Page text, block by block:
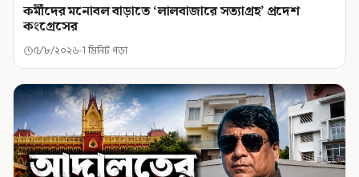
কর্মীদের মনোবল বাড়াতে ‘লালবাজারে সত্যাগ্রহ’ প্রদেশ
কংগ্রেসের
৫/৮/২০২৬ 1 মিনিট পড়া